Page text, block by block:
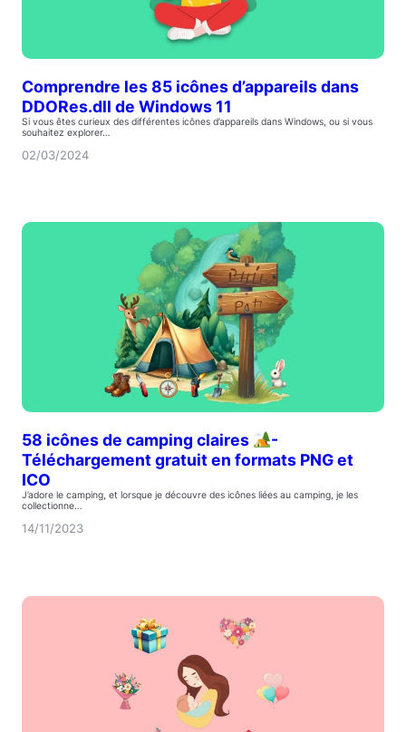
Comprendre les 85 icônes d’appareils dans
DDORes.dll de Windows 11
Si vous êtes curieux des différentes icônes d’appareils dans Windows, ou si vous
souhaitez explorer…
02/03/2024
58 icônes de camping claires
-
Téléchargement gratuit en formats PNG et
ICO
J’adore le camping, et lorsque je découvre des icônes liées au camping, je les
collectionne…
14/11/2023